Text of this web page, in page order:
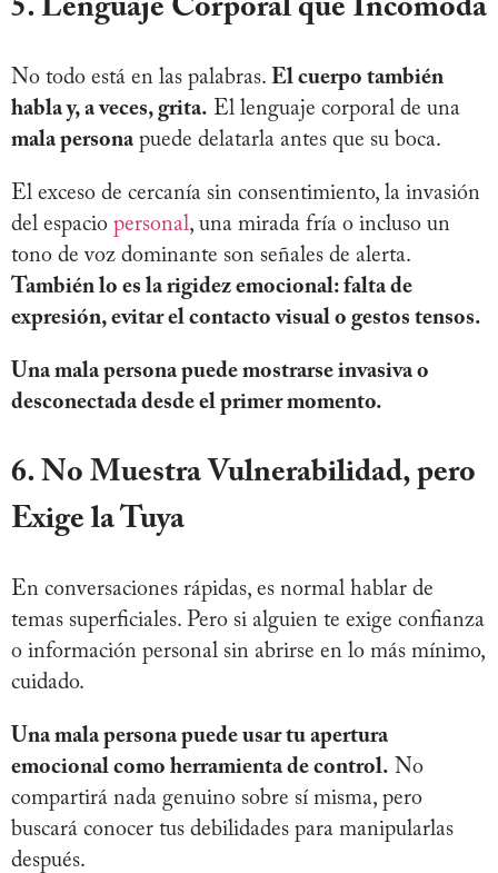
5. Lenguaje Corporal que Incomoda
No todo está en las palabras. El cuerpo también
habla y, a veces, grita. El lenguaje corporal de una
mala personapuede delatarla antes que su boca.
El exceso de cercanía sin consentimiento, la invasión
del espacio personal, una mirada fría o incluso un
tono de voz dominante son señales de alerta.
También lo es la rigidez emocional: falta de
expresión, evitar el contacto visual o gestos tensos.
Una mala persona puede mostrarse invasiva o
desconectada desde el primer momento.
6. No Muestra Vulnerabilidad, pero
Exige la Tuya
En conversaciones rápidas, es normal hablar de
temas superficiales. Pero si alguien te exige confianza
o información personal sin abrirse en lo más mínimo,
cuidado.
Una mala persona puede usar tu apertura
emocional como herramienta de control. No
compartirá nada genuino sobre sí misma, pero
buscará conocer tus debilidades para manipularlas
después.